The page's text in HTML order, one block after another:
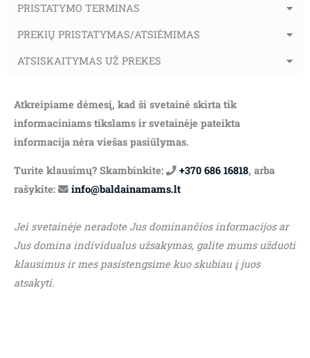
PRISTATYMO TERMINAS
PREKIŲ PRISTATYMAS/ATSIĖMIMAS
ATSISKAITYMAS UŽ PREKES
Atkreipiame dėmesį, kad ši svetainė skirta tik
informaciniams tikslams ir svetainėje pateikta
informacija nėra viešas pasiūlymas.
Turite klausimų? Skambinkite: +370 686 16818, arba
rašykite:
info@baldainamams.lt
Jei svetainėje neradote Jus dominančios informacijos ar
Jus domina individualus užsakymas, galite mums užduoti
klausimus ir mes pasistengsime kuo skubiau į juos
atsakyti.